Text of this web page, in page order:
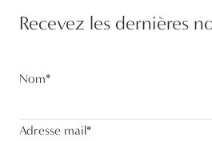
Recevez les dernières
Nom*
Adresse mail*